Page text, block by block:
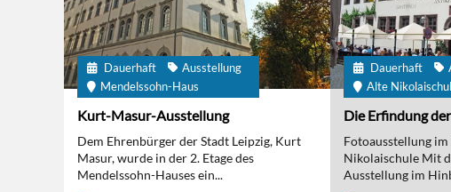
Dauerhaft
Ausstellung
Mendelssohn-Haus
Kurt-Masur-Ausstellung
Dem Ehrenbürger der Stadt Leipzig, Kurt
Masur, wurde in der 2. Etage des
Mendelssohn-Hauses ein...
Dauerhaft
Alte
Die Erfindung
Fotoausstellung
Nikolaischule Mit
Ausstellung im